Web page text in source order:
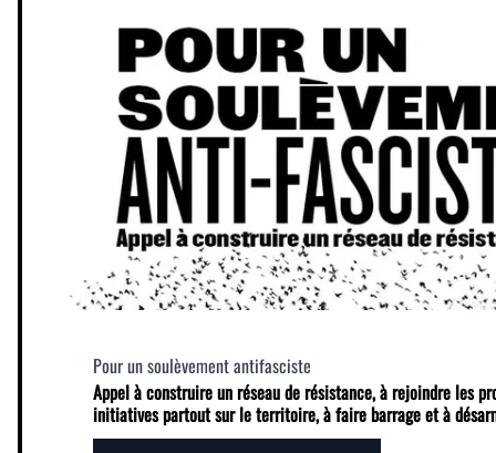
Pour un soulèvement antifasciste
Appel à construire un réseau de résistance, à rejoindre les
initiatives partout sur le territoire, à faire barrage et à